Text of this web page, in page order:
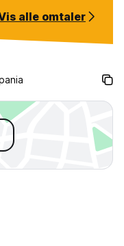
the anxiety &
banging on
sleep in fear
to barge thru
locks). Would
alle omtaler